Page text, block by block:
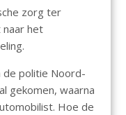
zorg ter
het
de politie Noord-
gekomen, waarna
Hoe de